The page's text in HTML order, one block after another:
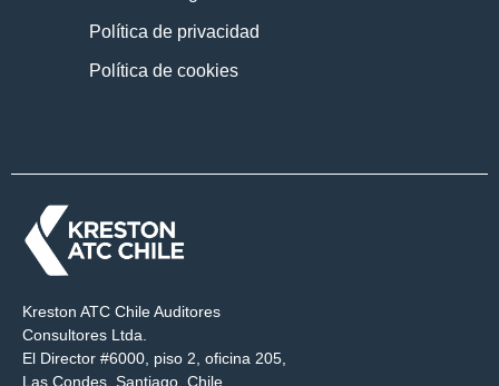
Política de privacidad
Política de cookies
Kreston ATC Chile Auditores
Consultores Ltda.
El Director #6000, piso 2, oficina 205,
Las Condes, Santiago, Chile